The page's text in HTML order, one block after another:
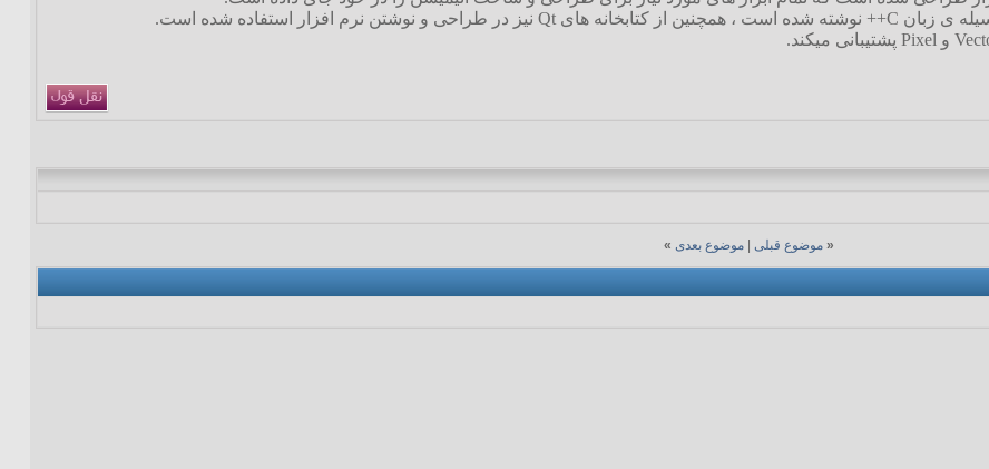
« موضوع قبلی |موضوع بعدی »